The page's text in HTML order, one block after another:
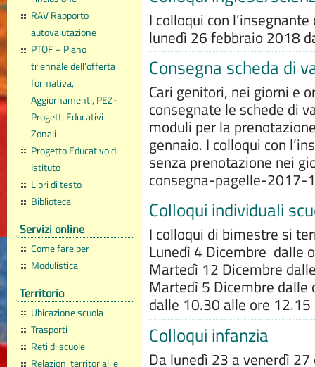
RAV Rapporto
autovalutazione
PTOF – Piano
triennale dell’offerta
formativa,
Aggiornamenti, PEZ-
Progetti Educativi
Zonali
Progetto Educativo di
Istituto
Libri di testo
Biblioteca
Servizi online
Come fare per
Modulistica
Territorio
Ubicazione scuola
Trasporti
Reti di scuole
Relazioni territoriali e
I colloqui con
lunedì 26 febbraio 2018
Consegna scheda di
Cari genitori, nei giorni e
consegnate le schede di
moduli per la
gennaio. I colloqui con
senza prenotazione nei
consegna-pagelle-2017-
Colloqui individuali
I colloqui di bimestre si
Lunedì 4 Dicembre dalle
Martedì 12 Dicembre
Martedì 5 Dicembre dalle
dalle 10.30 alle ore
Colloqui infanzia
Da lunedì 23 a venerdì